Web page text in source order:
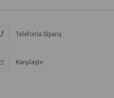
Telefonla Sipariş
Karşılaştır